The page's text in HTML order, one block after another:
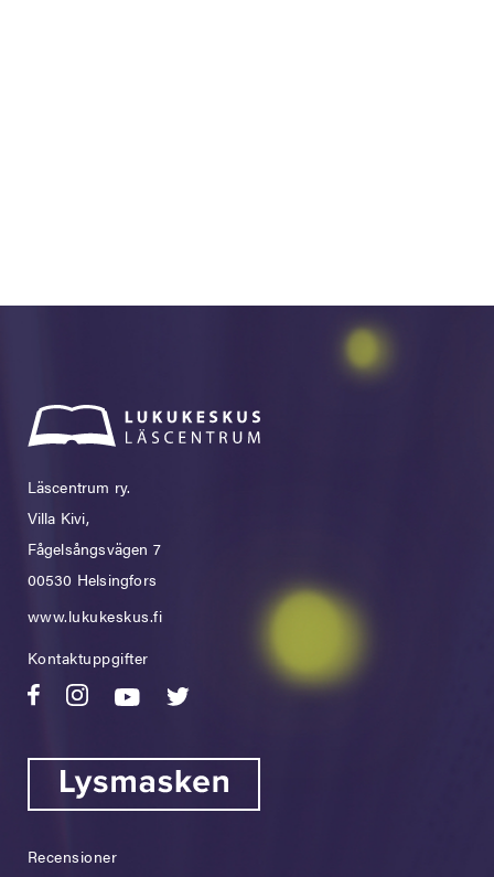
Läscentrum ry.
Villa Kivi,
Fågelsångsvägen 7
00530 Helsingfors
www.lukukeskus.fi
Kontaktuppgifter
Recensioner